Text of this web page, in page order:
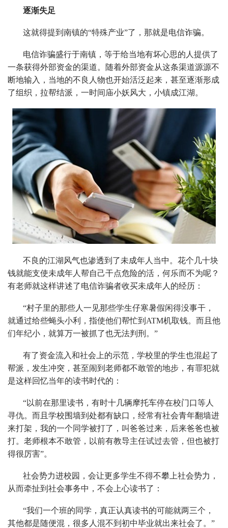
逐渐失足
这就得提到南镇的“特殊产业”了，那就是电信诈骗。
电信诈骗盛行于南镇，等于给当地有坏心思的人提供了
一条获得外部资金的渠道。随着外部资金从这条渠道源源不
断地输入，当地的不良人物也开始活泛起来，甚至逐渐形成
了组织，拉帮结派，一时间庙小妖风大，小镇成江湖。
不良的江湖风气也渗透到了未成年人当中。花个几十块
钱就能支使未成年人帮自己干点危险的活，何乐而不为呢？
有老师就这样讲述了电信诈骗者收买未成年人的经历：
“村子里的那些人一见那些学生仔寒暑假闲得没事干，
就通过给些蝇头小利，指使他们帮忙到ATM机取钱。而且他
们年纪小，就算万一被抓了也无法判刑。”
有了资金流入和社会上的示范，学校里的学生也混起了
帮派，发生冲突，甚至闹到老师都不敢管的地步，有罪犯就
是这样回忆当年的读书时代的：
“以前在那里读书，有时十几辆摩托车停在校门口等人
寻仇。而且学校围墙到处都有缺口，经常有社会青年翻墙进
来打架，我的一个同学被打了，叫爸爸过来，后来爸爸也被
打。老师根本不敢管，以前有教导主任试过去管，但也被打
得很厉害”。
社会势力进校园，会让更多学生不得不攀上社会势力，
从而牵扯到社会事务中，不会上心读书了：
“我们一个班的同学，真正认真读书的可能就两三个，
其他都是随便混，很多人混不到初中毕业就出来社会了。”